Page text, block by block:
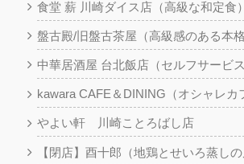
食堂 薪 川崎ダイス店（高級な和定食
盤古殿/旧盤古茶屋（高級感のある本
中華居酒屋 台北飯店（セルフサービ
kawara CAFE＆DINING（オシャレ
やよい軒 川崎ことろばし店
【閉店】酉十郎（地鶏とせいろ蒸し